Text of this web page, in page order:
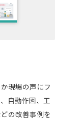
現場の声にフ
自動作図、工
の改善事例を